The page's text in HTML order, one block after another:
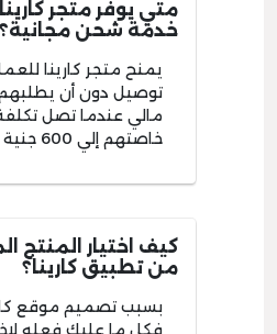
متي يوفر متجر
خدمة شحن مجانية؟
يمنح متجر كارينا
توصيل دون أن
مالي عندما تصل
خاصتهم إلي 600 جنية مصري.
كيف اختيار المنتج
من تطبيق كارينا؟
بسبب تصميم موقع
فكل ما عليك فعله